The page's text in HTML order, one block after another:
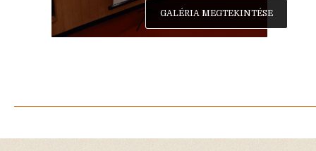
GALÉRIA MEGTEKINTÉSE